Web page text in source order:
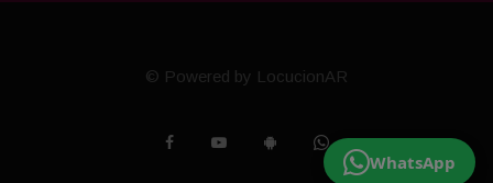
WhatsApp
© Powered by LocucionAR